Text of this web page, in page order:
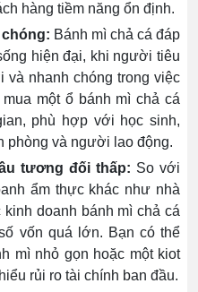
hàng tiềm năng ổn định.
Bánh mì chả cá đáp
hiện đại, khi người tiêu
nhanh chóng trong việc
một ổ bánh mì chả cá
phù hợp với học sinh,
phòng và người lao động.
tương đối thấp: So với
ẩm thực khác như nhà
kinh doanh bánh mì chả cá
vốn quá lớn. Bạn có thể
mì nhỏ gọn hoặc một kiot
rủi ro tài chính ban đầu.